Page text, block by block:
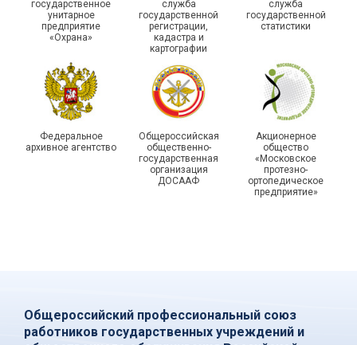
«Профсоюзная миссия –
2026»
Самаре получили
дипломы
государственное
унитарное
предприятие
«Охрана»
служба
государственной
регистрации,
кадастра и
картографии
служба
государственной
статистики
Федеральное
архивное агентство
Общероссийская
общественно-
государственная
организация
ДОСААФ
Акционерное
общество
«Московское
протезно-
ортопедическое
предприятие»
Общероссийский профессиональный союз
работников государственных учреждений и